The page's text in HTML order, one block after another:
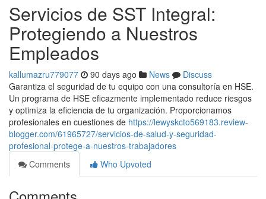
Servicios de SST Integral:
Protegiendo a Nuestros
Empleados
kallumazru779077 90 days ago News
Discuss
Garantiza el seguridad de tu equipo con una consultoría en HSE.
Un programa de HSE eficazmente implementado reduce riesgos
y optimiza la eficiencia de tu organización. Proporcionamos
profesionales en cuestiones de https://lewyskcto569183.review-
blogger.com/61965727/servicios-de-salud-y-seguridad-
profesional-protege-a-nuestros-trabajadores
Comments
Who Upvoted